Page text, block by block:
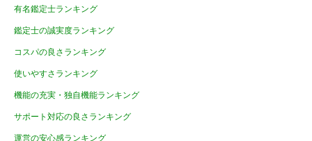
有名鑑定士ランキング
鑑定士の誠実度ランキング
コスパの良さランキング
使いやすさランキング
機能の充実・独自機能ランキング
サポート対応の良さランキング
運営の安心感ランキング